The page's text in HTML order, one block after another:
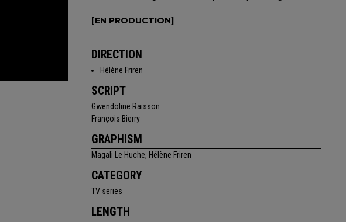
[EN PRODUCTION]
DIRECTION
Hélène Friren
SCRIPT
Gwendoline Raisson
François Bierry
GRAPHISM
Magali Le Huche, Hélène Friren
CATEGORY
TV series
LENGTH